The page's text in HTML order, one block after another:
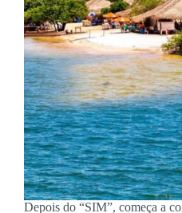
Depois do “SIM”, começa a